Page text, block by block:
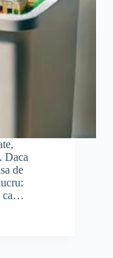
Daca
de
ca…